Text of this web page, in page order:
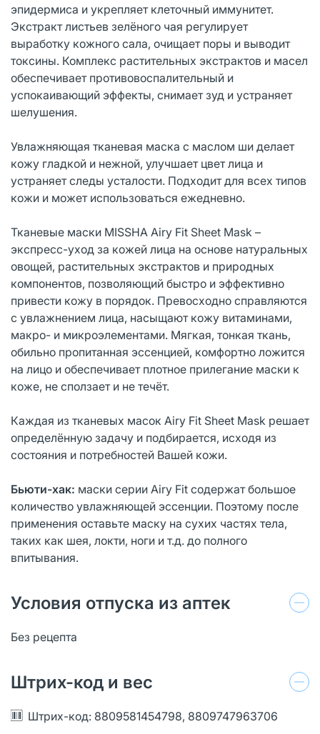
эпидермиса и укрепляет клеточный иммунитет.
Экстракт листьев зелёного чая регулирует
выработку кожного сала, очищает поры и выводит
токсины. Комплекс растительных экстрактов и масел
обеспечивает противовоспалительный и
успокаивающий эффекты, снимает зуд и устраняет
шелушения.
Увлажняющая тканевая маска с маслом ши делает
кожу гладкой и нежной, улучшает цвет лица и
устраняет следы усталости. Подходит для всех типов
кожи и может использоваться ежедневно.
Тканевые маски MISSHA Airy Fit Sheet Mask –
экспресс-уход за кожей лица на основе натуральных
овощей, растительных экстрактов и природных
компонентов, позволяющий быстро и эффективно
привести кожу в порядок. Превосходно справляются
с увлажнением лица, насыщают кожу витаминами,
макро- и микроэлементами. Мягкая, тонкая ткань,
обильно пропитанная эссенцией, комфортно ложится
на лицо и обеспечивает плотное прилегание маски к
коже, не сползает и не течёт.
Каждая из тканевых масок Airy Fit Sheet Mask решает
определённую задачу и подбирается, исходя из
состояния и потребностей Вашей кожи.
Бьюти-хак: маски серии Airy Fit содержат большое
количество увлажняющей эссенции. Поэтому после
применения оставьте маску на сухих частях тела,
таких как шея, локти, ноги и т.д. до полного
впитывания.
Условия отпуска из аптек
Без рецепта
Штрих-код и вес
Штрих-код: 8809581454798, 8809747963706